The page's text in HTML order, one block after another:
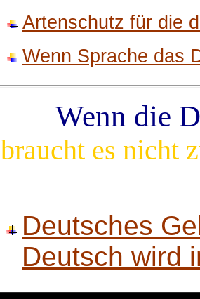
Artenschutz für die
Wenn Sprache das
Wenn die
braucht es nicht
Deutsches
Deutsch wird